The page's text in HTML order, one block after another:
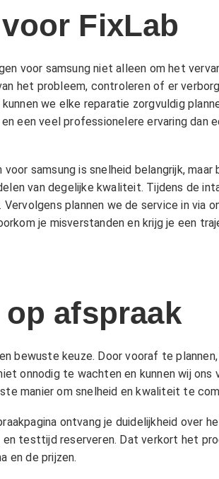
FixLab
voor samsung niet alleen om het
het probleem, controleren of er
we elke reparatie zorgvuldig
een veel professionelere ervaring dan
samsung is snelheid belangrijk,
van degelijke kwaliteit. Tijdens de
plannen we de service in
je misverstanden en krijg je een
afspraak
bewuste keuze. Door vooraf te
onnodig te wachten en kunnen wij
manier om snelheid en kwaliteit te
ontvang je duidelijkheid over
testtijd reserveren. Dat verkort het
en de prijzen.